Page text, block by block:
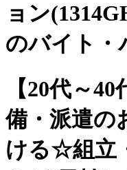
ョン
のバイト・
【20代～
備・派遣の
ける☆組立